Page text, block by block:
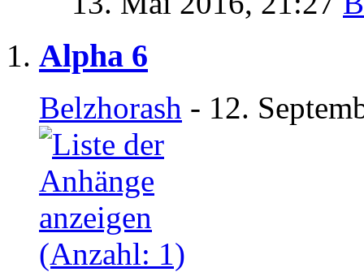
Alpha 6
Belzhorash - 12.